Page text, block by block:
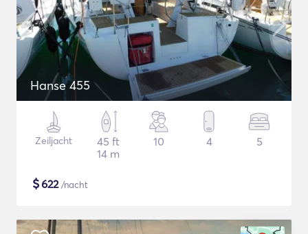
Hanse 455
Zeiljacht
45 ft
14 m
10 4 5
$622/nacht